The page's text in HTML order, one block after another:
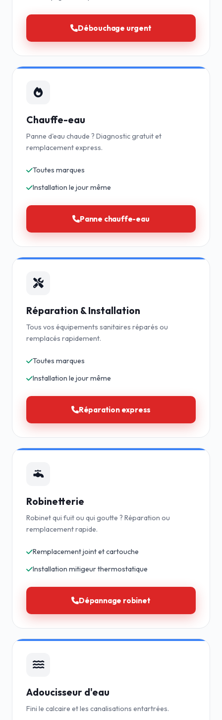
Débouchage urgent
Chauffe-eau
Panne d'eau chaude ? Diagnostic gratuit et
remplacement express.
Toutes marques
Installation le jour même
Panne chauffe-eau
Réparation & Installation
Tous vos équipements sanitaires réparés ou
remplacés rapidement.
Toutes marques
Installation le jour même
Réparation express
Robinetterie
Robinet qui fuit ou qui goutte ? Réparation ou
remplacement rapide.
Remplacement joint et cartouche
Installation mitigeur thermostatique
Dépannage robinet
Adoucisseur d'eau
Fini le calcaire et les canalisations entartrées.